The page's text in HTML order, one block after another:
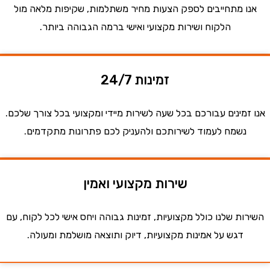
מתחייבים לספק הצעות מחיר משתלמות, שקיפות מלאה מול
הלקוח ושירות מקצועי ואישי ברמה הגבוהה ביותר.
זמינות 24/7
עבורכם בכל שעה לשירות מיידי ומקצועי בכל צורך שלכם.
נשמח לעמוד לשירותכם ולהעניק לכם פתרונות מתקדמים.
שירות מקצועי ואמין
שלנו כולל מקצועיות, זמינות גבוהה ויחס אישי לכל לקוח, עם
דגש על אמינות מקצועיות, דיוק ותוצאה מושלמת ומעולה.